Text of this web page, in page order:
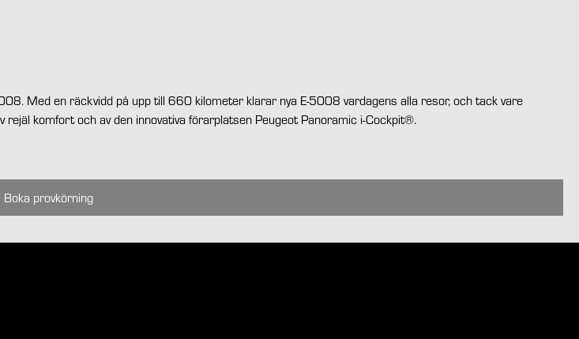
Med en räckvidd på upp till 660 kilometer klarar nya E-5008 vardagens alla resor, och tack vare
komfort och av den innovativa förarplatsen Peugeot Panoramic i-Cockpit®.
Boka provkörning